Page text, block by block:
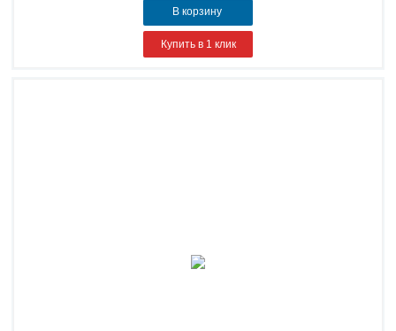
В корзину
Купить в 1 клик